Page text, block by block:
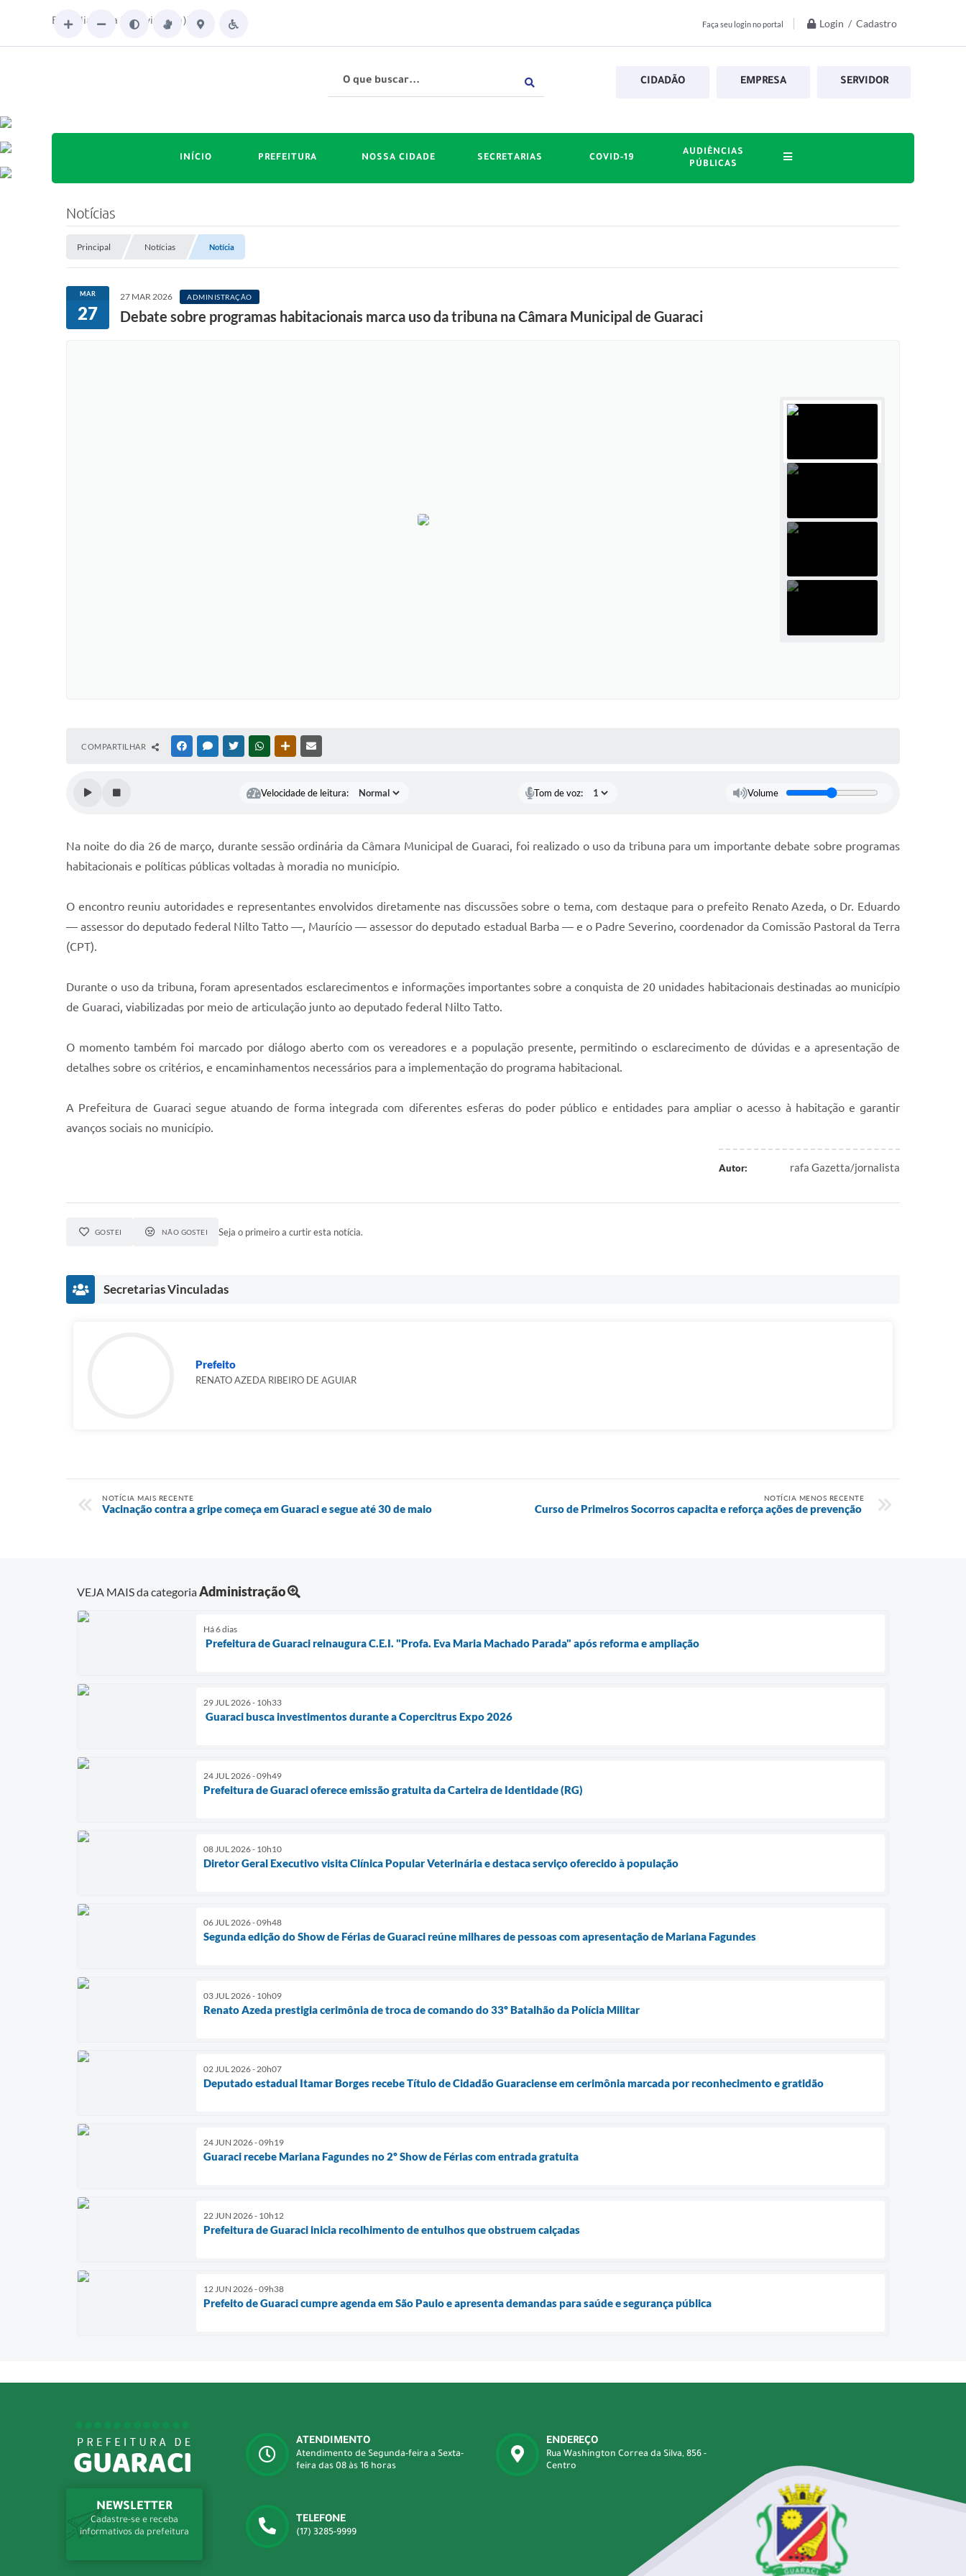
Faça seu login no portal Login / Cadastro
Bom dia. Seja bem-vindo(a)!
CIDADÃO EMPRESA SERVIDOR
INÍCIO PREFEITURA NOSSA CIDADE SECRETARIAS COVID-19
AUDIÊNCIAS
PÚBLICAS
Notícias
Principal Notícias Notícia
MAR
27
27 MAR 2026 ADMINISTRAÇÃO
Debate sobre programas habitacionais marca uso da tribuna na Câmara Municipal de Guaraci
COMPARTILHAR FACEBOOKMESSENGER
TWITTERWHATSAPPOUTRAS MÍDIAS
Velocidade de leitura: Tom de voz: Volume
Na noite do dia 26 de março, durante sessão ordinária da Câmara Municipal de Guaraci, foi realizado o uso da tribuna para um importante debate sobre programas
habitacionais e políticas públicas voltadas à moradia no município.
O encontro reuniu autoridades e representantes envolvidos diretamente nas discussões sobre o tema, com destaque para o prefeito Renato Azeda, o Dr. Eduardo
— assessor do deputado federal Nilto Tatto —, Maurício — assessor do deputado estadual Barba — e o Padre Severino, coordenador da Comissão Pastoral da Terra
(CPT).
Durante o uso da tribuna, foram apresentados esclarecimentos e informações importantes sobre a conquista de 20 unidades habitacionais destinadas ao município
de Guaraci, viabilizadas por meio de articulação junto ao deputado federal Nilto Tatto.
O momento também foi marcado por diálogo aberto com os vereadores e a população presente, permitindo o esclarecimento de dúvidas e a apresentação de
detalhes sobre os critérios, e encaminhamentos necessários para a implementação do programa habitacional.
A Prefeitura de Guaraci segue atuando de forma integrada com diferentes esferas do poder público e entidades para ampliar o acesso à habitação e garantir
avanços sociais no município.
Autor: rafa Gazetta/jornalista
GOSTEI NÃO GOSTEI Seja o primeiro a curtir esta notícia.
Secretarias Vinculadas
Prefeito
RENATO AZEDA RIBEIRO DE AGUIAR
NOTÍCIA MAIS RECENTE
Vacinação contra a gripe começa em Guaraci e segue até 30 de maio
NOTÍCIA MENOS RECENTE
Curso de Primeiros Socorros capacita e reforça ações de prevenção
VEJA MAIS da categoriaAdministração
Há 6 dias
Prefeitura de Guaraci reinaugura C.E.I. "Profa. Eva Maria Machado Parada" após reforma e ampliação
29 JUL 2026 - 10h33
Guaraci busca investimentos durante a Copercitrus Expo 2026
24 JUL 2026 - 09h49
Prefeitura de Guaraci oferece emissão gratuita da Carteira de Identidade (RG)
08 JUL 2026 - 10h10
Diretor Geral Executivo visita Clínica Popular Veterinária e destaca serviço oferecido à população
06 JUL 2026 - 09h48
Segunda edição do Show de Férias de Guaraci reúne milhares de pessoas com apresentação de Mariana Fagundes
03 JUL 2026 - 10h09
Renato Azeda prestigia cerimônia de troca de comando do 33º Batalhão da Polícia Militar
02 JUL 2026 - 20h07
Deputado estadual Itamar Borges recebe Título de Cidadão Guaraciense em cerimônia marcada por reconhecimento e gratidão
24 JUN 2026 - 09h19
Guaraci recebe Mariana Fagundes no 2º Show de Férias com entrada gratuita
22 JUN 2026 - 10h12
Prefeitura de Guaraci inicia recolhimento de entulhos que obstruem calçadas
12 JUN 2026 - 09h38
Prefeito de Guaraci cumpre agenda em São Paulo e apresenta demandas para saúde e segurança pública
NEWSLETTER
Cadastre-se e receba
informativos da prefeitura
ATENDIMENTO
Atendimento de Segunda-feira a Sexta-
feira das 08 às 16 horas
ENDEREÇO
Rua Washington Correa da Silva, 856 -
Centro
TELEFONE
(17) 3285-9999